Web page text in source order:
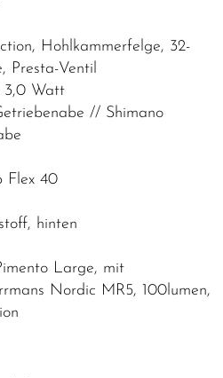
Hohlkammerfelge, 32-
Presta-Ventil
3,0 Watt
// Shimano
Flex 40
hinten
Large, mit
Nordic MR5, 100lumen,